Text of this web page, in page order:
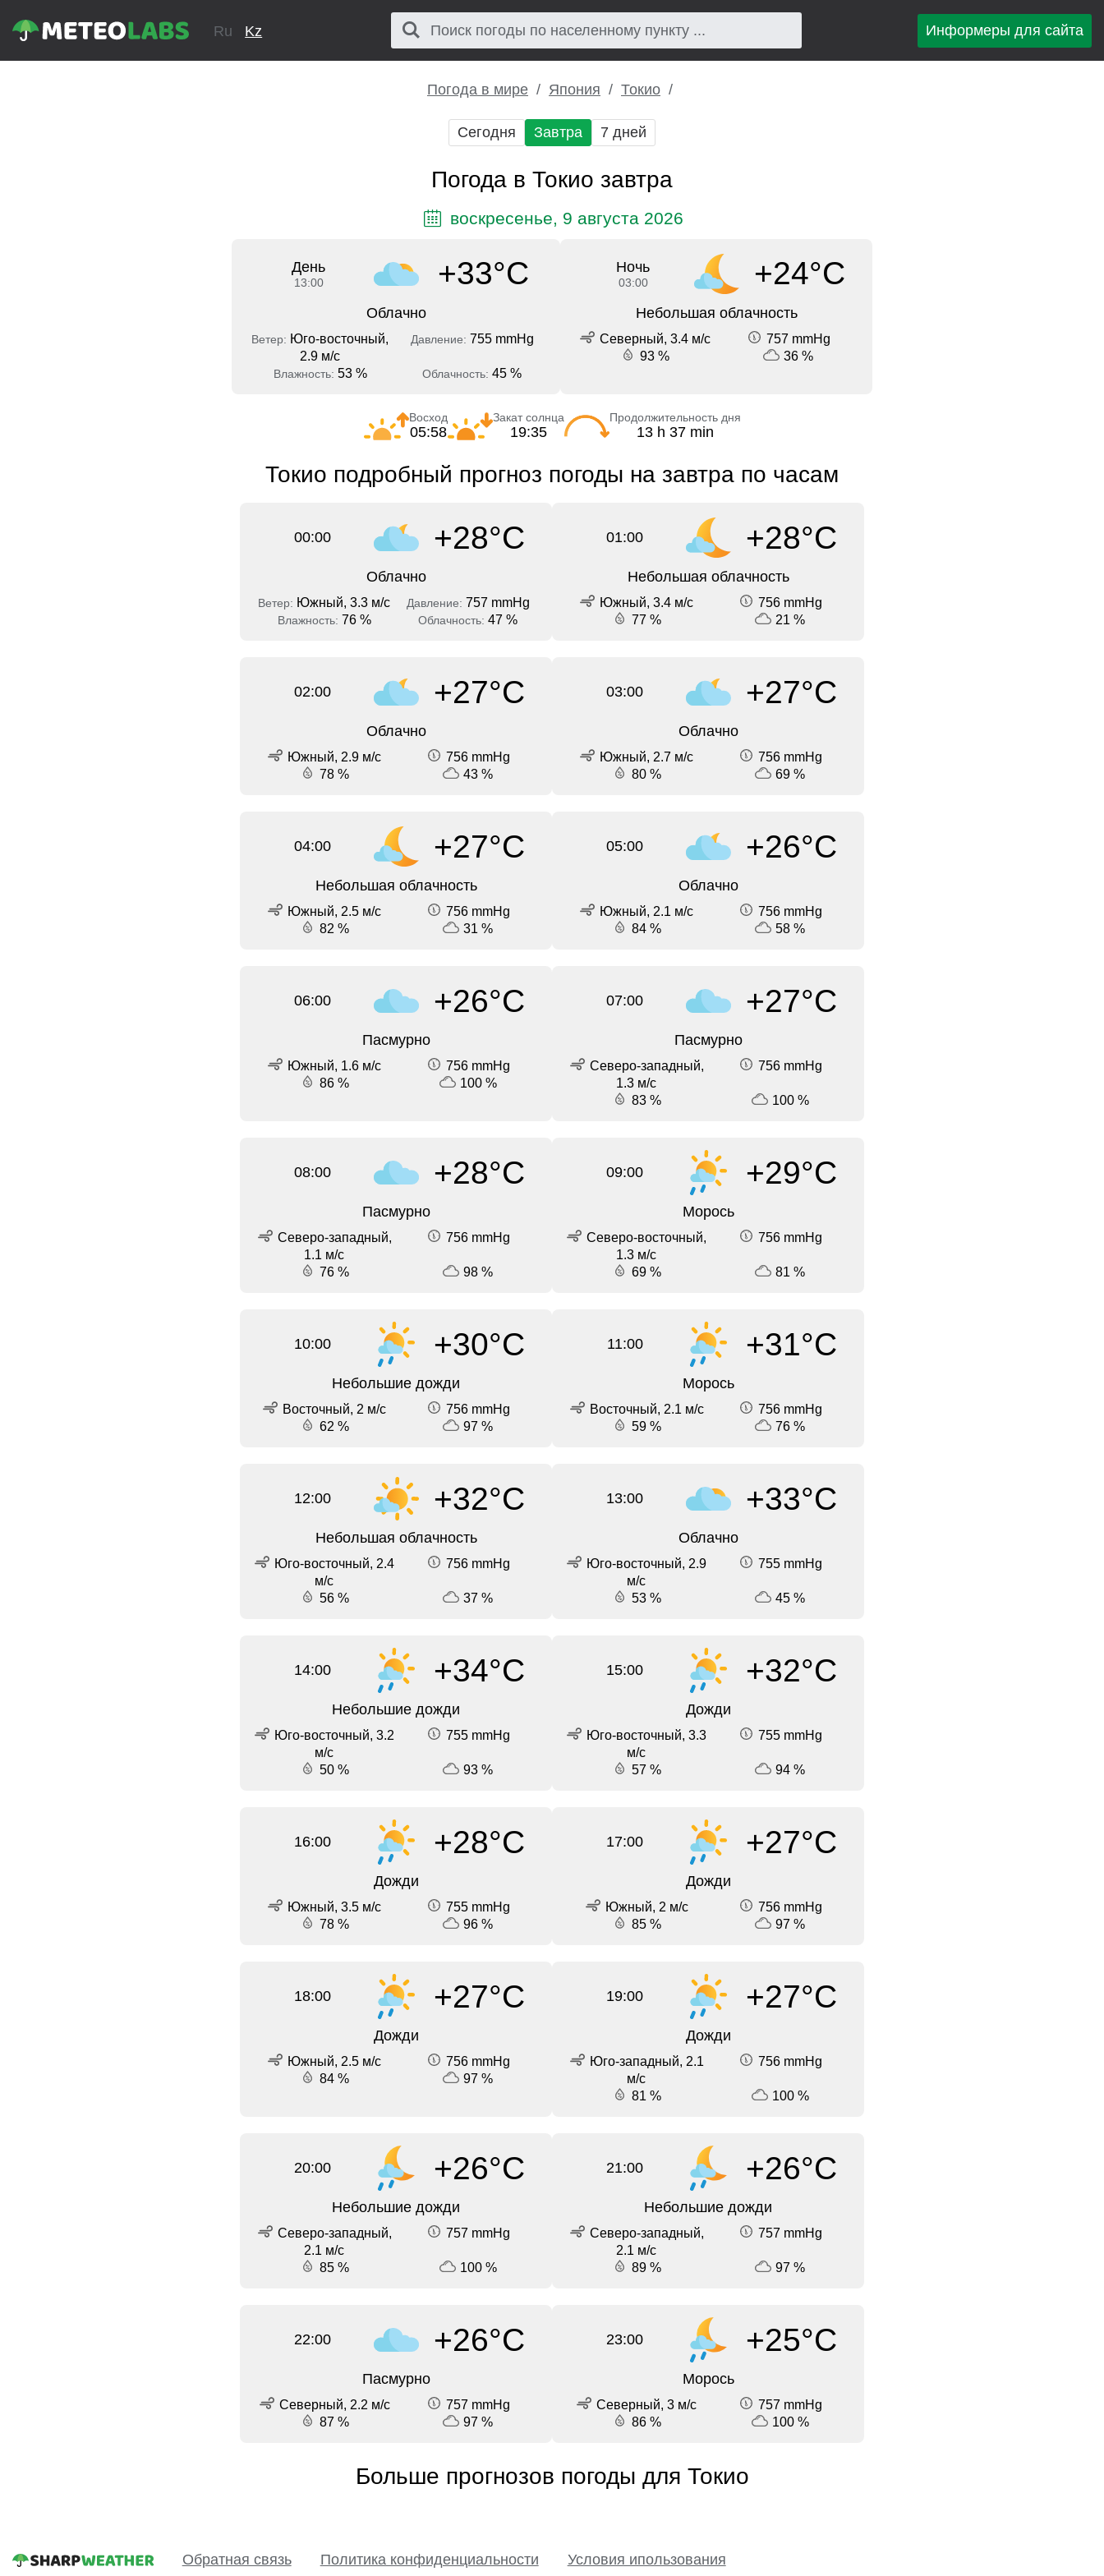
Ru Kz Информеры для сайта
Погода в мире Япония Токио
Сегодня Завтра 7 дней
Погода в Токио завтра
воскресенье, 9 августа 2026
День
13:00 +33°C
Облачно
Ветер: Юго-восточный,
2.9 м/с
Давление: 755 mmHg
Влажность: 53 % Облачность: 45 %
Ночь
03:00 +24°C
Небольшая облачность
Северный, 3.4 м/с
757 mmHg
93 %
36 %
Восход
05:58
Закат солнца
19:35
Продолжительность дня
13 h 37 min
Токио подробный прогноз погоды на завтра по часам
00:00 +28°C
Облачно
Ветер: Южный, 3.3 м/с Давление: 757 mmHg
Влажность: 76 % Облачность: 47 %
01:00 +28°C
Небольшая облачность
Южный, 3.4 м/с
756 mmHg
77 %
21 %
02:00 +27°C
Облачно
Южный, 2.9 м/с
756 mmHg
78 %
43 %
03:00 +27°C
Облачно
Южный, 2.7 м/с
756 mmHg
80 %
69 %
04:00 +27°C
Небольшая облачность
Южный, 2.5 м/с
756 mmHg
82 %
31 %
05:00 +26°C
Облачно
Южный, 2.1 м/с
756 mmHg
84 %
58 %
06:00 +26°C
Пасмурно
Южный, 1.6 м/с
756 mmHg
86 %
100 %
07:00 +27°C
Пасмурно
Северо-западный,
1.3 м/с
756 mmHg
83 % 100 %
08:00 +28°C
Пасмурно
Северо-западный,
1.1 м/с
756 mmHg
76 % 98 %
09:00 +29°C
Морось
Северо-восточный,
1.3 м/с
756 mmHg
69 % 81 %
10:00 +30°C
Небольшие дожди
Восточный, 2 м/с
756 mmHg
62 %
97 %
11:00 +31°C
Морось
Восточный, 2.1 м/с
756 mmHg
59 %
76 %
12:00 +32°C
Небольшая облачность
Юго-восточный, 2.4
м/с
756 mmHg
56 % 37 %
13:00 +33°C
Облачно
Юго-восточный, 2.9
м/с
755 mmHg
53 % 45 %
14:00 +34°C
Небольшие дожди
Юго-восточный, 3.2
м/с
755 mmHg
50 % 93 %
15:00 +32°C
Дожди
Юго-восточный, 3.3
м/с
755 mmHg
57 % 94 %
16:00 +28°C
Дожди
Южный, 3.5 м/с
755 mmHg
78 %
96 %
17:00 +27°C
Дожди
Южный, 2 м/с
756 mmHg
85 %
97 %
18:00 +27°C
Дожди
Южный, 2.5 м/с
756 mmHg
84 %
97 %
19:00 +27°C
Дожди
Юго-западный, 2.1
м/с
756 mmHg
81 % 100 %
20:00 +26°C
Небольшие дожди
Северо-западный,
2.1 м/с
757 mmHg
85 % 100 %
21:00 +26°C
Небольшие дожди
Северо-западный,
2.1 м/с
757 mmHg
89 % 97 %
22:00 +26°C
Пасмурно
Северный, 2.2 м/с
757 mmHg
87 %
97 %
23:00 +25°C
Морось
Северный, 3 м/с
757 mmHg
86 %
100 %
Больше прогнозов погоды для Токио
Обратная связь Политика конфиденциальности Условия ипользования